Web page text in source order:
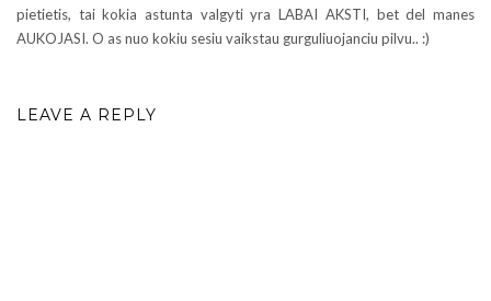
pietietis, tai kokia astunta valgyti yra LABAI AKSTI, bet del manes
AUKOJASI. O as nuo kokiu sesiu vaikstau gurguliuojanciu pilvu.. :)
LEAVE A REPLY